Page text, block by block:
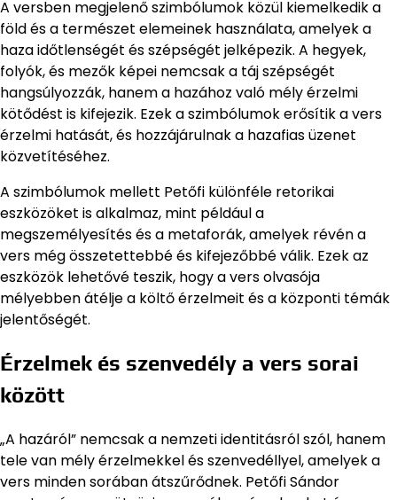
A versben megjelenő szimbólumok közül kiemelkedik a
föld és a természet elemeinek használata, amelyek a
haza időtlenségét és szépségét jelképezik. A hegyek,
folyók, és mezők képei nemcsak a táj szépségét
hangsúlyozzák, hanem a hazához való mély érzelmi
kötődést is kifejezik. Ezek a szimbólumok erősítik a vers
érzelmi hatását, és hozzájárulnak a hazafias üzenet
közvetítéséhez.
A szimbólumok mellett Petőfi különféle retorikai
eszközöket is alkalmaz, mint például a
megszemélyesítés és a metaforák, amelyek révén a
vers még összetettebbé és kifejezőbbé válik. Ezek az
eszközök lehetővé teszik, hogy a vers olvasója
mélyebben átélje a költő érzelmeit és a központi témák
jelentőségét.
Érzelmek és szenvedély a vers sorai
között
„A hazáról” nemcsak a nemzeti identitásról szól, hanem
tele van mély érzelmekkel és szenvedéllyel, amelyek a
vers minden sorában átszűrődnek. Petőfi Sándor